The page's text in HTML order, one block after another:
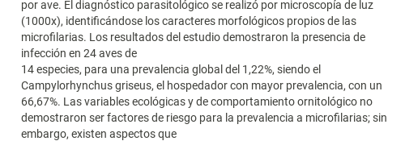
por ave. El diagnóstico parasitológico se realizó por microscopía de luz
(1000x), identificándose los caracteres morfológicos propios de las
microfilarias. Los resultados del estudio demostraron la presencia de
infección en 24 aves de
14 especies, para una prevalencia global del 1,22%, siendo el
Campylorhynchus griseus, el hospedador con mayor prevalencia, con un
66,67%. Las variables ecológicas y de comportamiento ornitológico no
demostraron ser factores de riesgo para la prevalencia a microfilarias; sin
embargo, existen aspectos que